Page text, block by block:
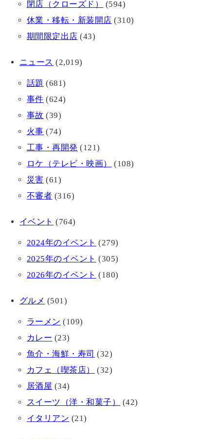
閉店（クローズド）
(594)
休業・移転・新装開店 (310)
期間限定出店 (43)
ニュース (2,019)
話題 (681)
事件 (624)
事故 (39)
火事 (74)
工事・再開発 (121)
ロケ（テレビ・映画）
(108)
災害 (61)
不審者 (316)
イベント (764)
2024年のイベント (279)
2025年のイベント (305)
2026年のイベント (180)
グルメ (501)
ラーメン (109)
カレー (23)
魚介・海鮮・寿司 (32)
カフェ（喫茶店）
(32)
居酒屋 (34)
スイーツ（洋・和菓子）
(42)
イタリアン (21)